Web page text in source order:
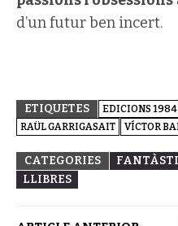
d’un futur ben incert.
ETIQUETES EDICIONS 1984
RAÜL GARRIGASAIT
VÍCTOR
CATEGORIES
LLIBRES